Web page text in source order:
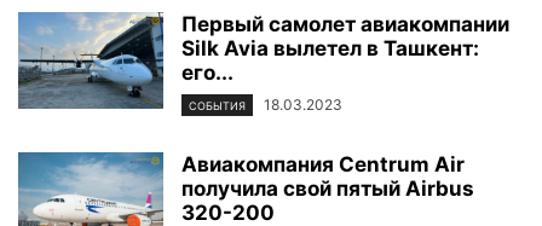
Первый самолет авиакомпании
Silk Avia вылетел в Ташкент:
его...
СОБЫТИЯ 18.03.2023
Авиакомпания Centrum Air
получила свой пятый Airbus
320-200